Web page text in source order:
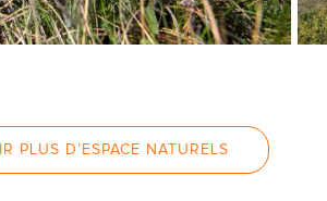
PLUS D’ESPACE NATURELS